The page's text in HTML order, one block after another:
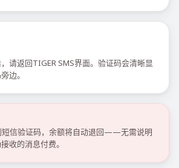
请返回TIGER SMS界面。验证码会清晰显
边。
短信验证码，余额将自动退回——无需说明
收的消息付费。